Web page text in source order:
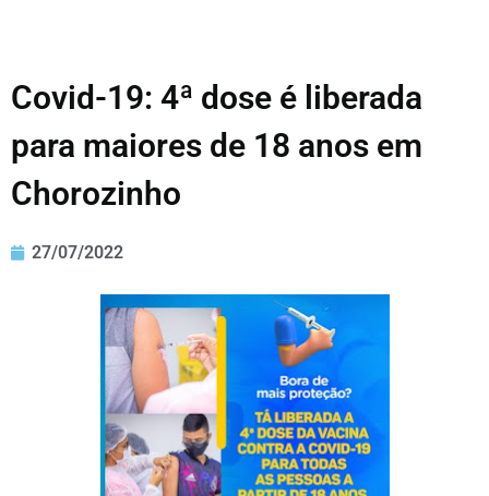
Covid-19: 4ª dose é liberada
para maiores de 18 anos em
Chorozinho
27/07/2022